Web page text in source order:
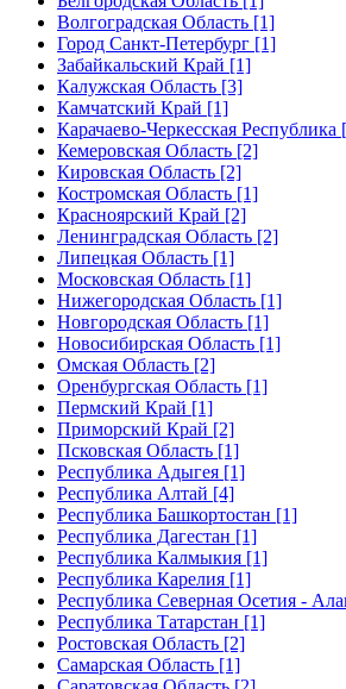
Волгоградская Область [1]
Город Санкт-Петербург [1]
Забайкальский Край [1]
Калужская Область [3]
Камчатский Край [1]
Карачаево-Черкесская Республика
Кемеровская Область [2]
Кировская Область [2]
Костромская Область [1]
Красноярский Край [2]
Ленинградская Область [2]
Липецкая Область [1]
Московская Область [1]
Нижегородская Область [1]
Новгородская Область [1]
Новосибирская Область [1]
Омская Область [2]
Оренбургская Область [1]
Пермский Край [1]
Приморский Край [2]
Псковская Область [1]
Республика Адыгея [1]
Республика Алтай [4]
Республика Башкортостан [1]
Республика Дагестан [1]
Республика Калмыкия [1]
Республика Карелия [1]
Республика Северная Осетия -
Республика Татарстан [1]
Ростовская Область [2]
Самарская Область [1]